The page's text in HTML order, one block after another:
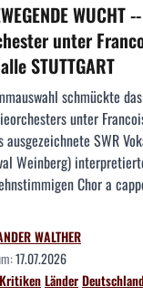
WUCHT
unter
STUTTGART
schmückte
unter
ausgezeichnete SWR
Weinberg)
Chor a
WALTHER
17.07.2026
KritikenLänder